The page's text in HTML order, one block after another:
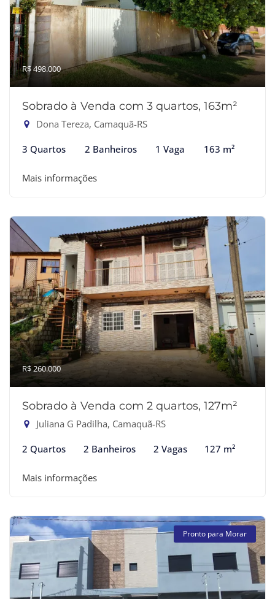
R$ 498.000
Sobrado à Venda com 3 quartos, 163m²
Dona Tereza, Camaquã-RS
3 Quartos 2 Banheiros 1 Vaga 163 m²
Mais informações
R$ 260.000
Sobrado à Venda com 2 quartos, 127m²
Juliana G Padilha, Camaquã-RS
2 Quartos 2 Banheiros 2 Vagas 127 m²
Mais informações
Pronto para Morar